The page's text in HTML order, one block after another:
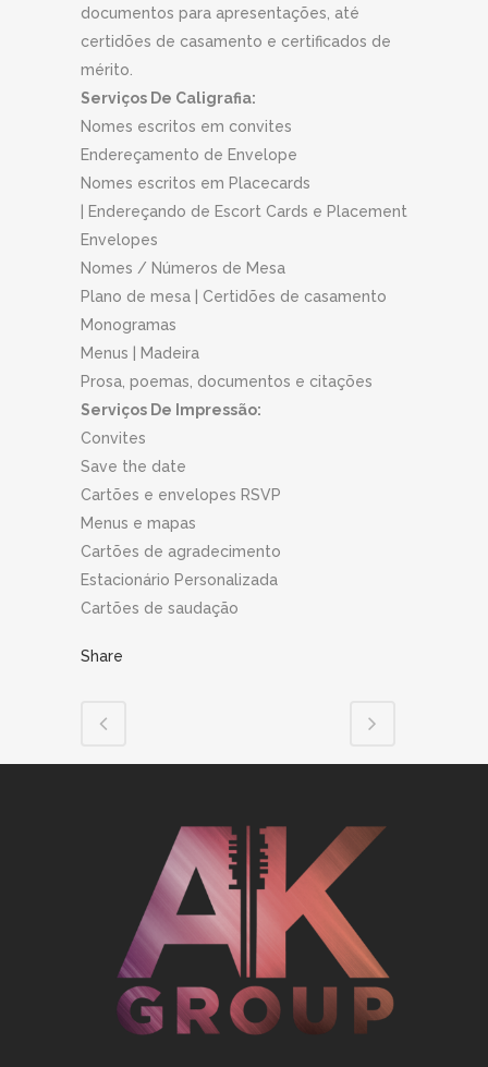
documentos para apresentações, até
certidões de casamento e certificados de
mérito.
Serviços De Caligrafia:
Nomes escritos em convites
Endereçamento de Envelope
Nomes escritos em Placecards
| Endereçando de Escort Cards e Placement
Envelopes
Nomes / Números de Mesa
Plano de mesa | Certidões de casamento
Monogramas
Menus | Madeira
Prosa, poemas, documentos e citações
Serviços De Impressão:
Convites
Save the date
Cartões e envelopes RSVP
Menus e mapas
Cartões de agradecimento
Estacionário Personalizada
Cartões de saudação
Share